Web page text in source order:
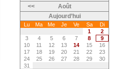
<<
Août
Aujourd’hui
Lu Ma Me Je Ve Sa
Di
1
2
3
4 5 6 7 8
9
10
11 12 13 14 15
16
17
18 19 20 21 22
23
24
25 26 27 28 29
30
31